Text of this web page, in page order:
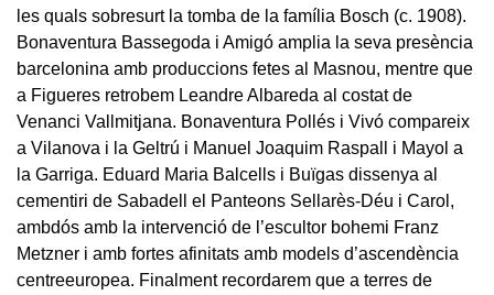
les quals sobresurt la tomba de la família Bosch (c. 1908).
Bonaventura Bassegoda i Amigó amplia la seva presència
barcelonina amb produccions fetes al Masnou, mentre que
a Figueres retrobem Leandre Albareda al costat de
Venanci Vallmitjana. Bonaventura Pollés i Vivó compareix
a Vilanova i la Geltrú i Manuel Joaquim Raspall i Mayol a
la Garriga. Eduard Maria Balcells i Buïgas dissenya al
cementiri de Sabadell el Panteons Sellarès-Déu i Carol,
ambdós amb la intervenció de l’escultor bohemi Franz
Metzner i amb fortes afinitats amb models d’ascendència
centreeuropea. Finalment recordarem que a terres de